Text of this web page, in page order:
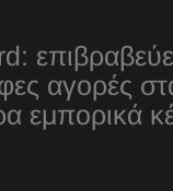
αγορές
εμπορικά